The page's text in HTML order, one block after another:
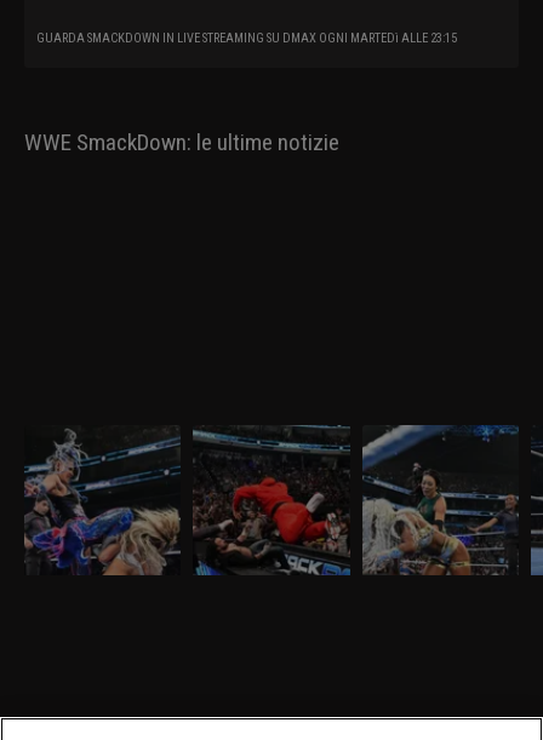
GUARDA SMACKDOWN IN LIVE STREAMING SU DMAX OGNI MARTEDì ALLE 23:15
WWE SmackDown: le ultime notizie
WWE SmackDown 27
marzo 2026: Tiffany
sfida Giulia
Nella puntata di
SmackDown del 27
marzo, visibile su
discovery+, Giulia e
Tiffany Stratton si sfidano
WWE SmackDown 20
marzo 2026: Drew e
Jacob alla resa dei
conti
Nella puntata di
SmackDown del 20
marzo, visibile su
discovery+, c'è il match
molto atteso fra Drew
WWE SmackDown 13
marzo 2026: insidia
Michin per Jade
Nella puntata di
SmackDown del 13
marzo, visibile su
discovery+, Cody Rhodes
e Randy Orton firmano il